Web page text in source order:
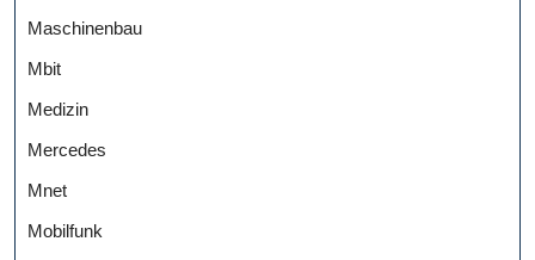
Maschinenbau
Mbit
Medizin
Mercedes
Mnet
Mobilfunk